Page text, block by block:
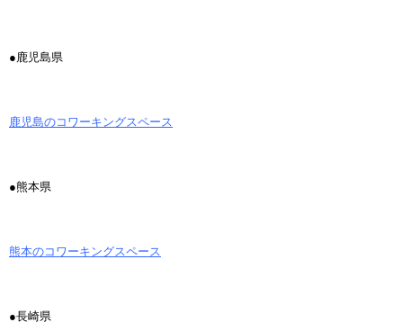
●鹿児島県
鹿児島のコワーキングスペース
●熊本県
熊本のコワーキングスペース
●長崎県